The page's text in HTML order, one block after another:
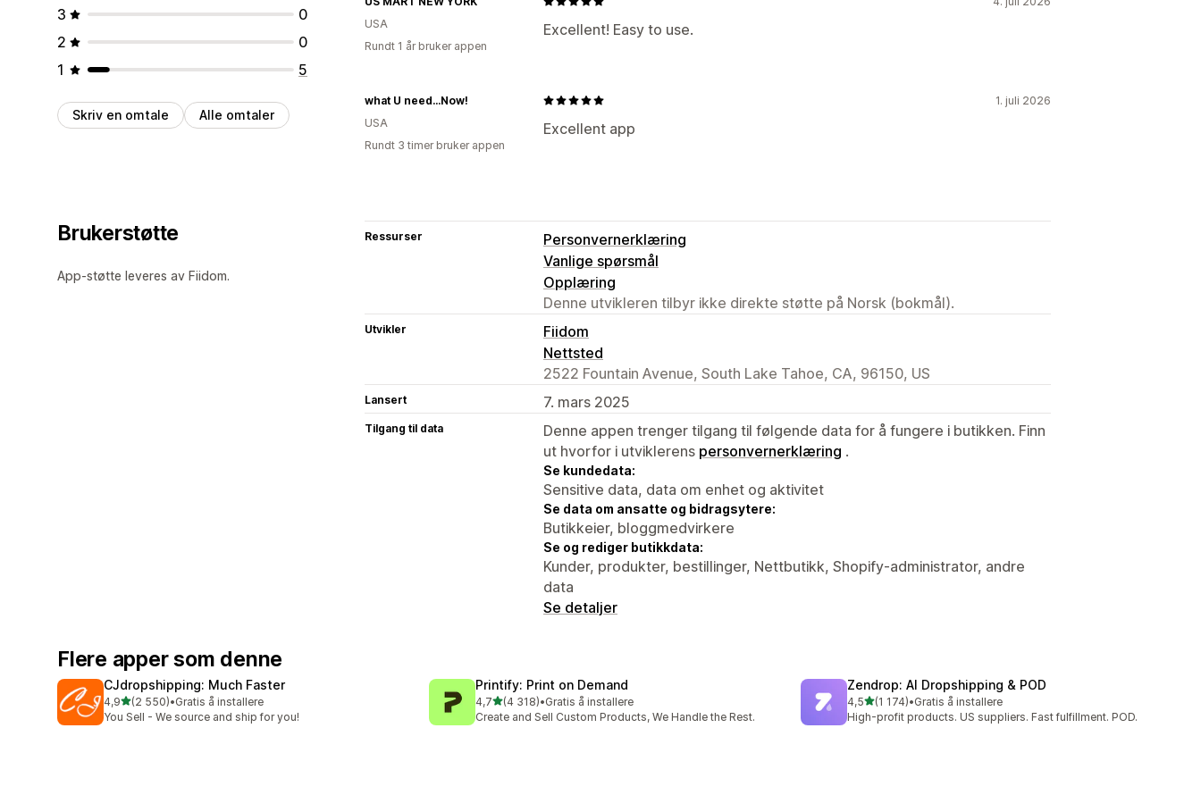
Inkluderende prissetting
3
0
2
0
1
5
Skriv en omtale Alle omtaler
Excellent! Easy to use.
USA
Rundt 1 år bruker appen
1. juli 2026
Excellent app
what U need...Now!
USA
Rundt 3 timer bruker appen
Brukerstøtte
App-støtte leveres av Fiidom.
Ressurser
Personvernerklæring
Vanlige spørsmål
Opplæring
Denne utvikleren tilbyr ikke direkte støtte på Norsk (bokmål).
Utvikler
Fiidom
Nettsted
2522 Fountain Avenue, South Lake Tahoe, CA, 96150, US
Lansert 7. mars 2025
Tilgang til data
Denne appen trenger tilgang til følgende data for å fungere i butikken. Finn
ut hvorfor i utviklerens personvernerklæring .
Se kundedata:
Sensitive data, data om enhet og aktivitet
Se data om ansatte og bidragsytere:
Butikkeier, bloggmedvirkere
Se og rediger butikkdata:
Kunder, produkter, bestillinger, Nettbutikk, Shopify-administrator, andre
data
Se detaljer
Flere apper som denne
CJdropshipping: Much Faster
4,9av 5 stjerner
(2 550)
Totalt 2550 omtaler
•Gratis å installere
You Sell - We source and ship for you!
Printify: Print on Demand
4,7av 5 stjerner
(4 318)
Totalt 4318 omtaler
•Gratis å installere
Create and Sell Custom Products, We Handle the Rest.
Zendrop: AI Dropshipping & POD
4,5av 5 stjerner
(1 174)
Totalt 1174 omtaler
•Gratis å installere
High-profit products. US suppliers. Fast fulfillment. POD.